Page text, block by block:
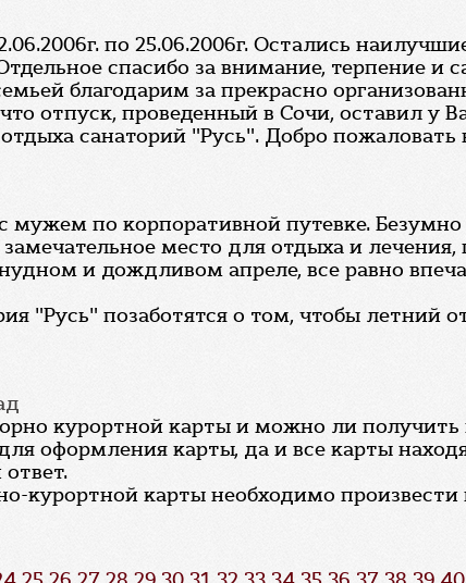
по 25.06.2006г. Остались
спасибо за внимание, терпение и
благодарим за прекрасно
отпуск, проведенный в Сочи, оставил у
санаторий "Русь". Добро пожаловать
по корпоративной путевке. Безумно
место для отдыха и
и дождливом апреле, все равно
"Русь" позаботятся о том, чтобы летний
курортной карты и можно ли получить
оформления карты, да и все карты
курортной карты необходимо произвести